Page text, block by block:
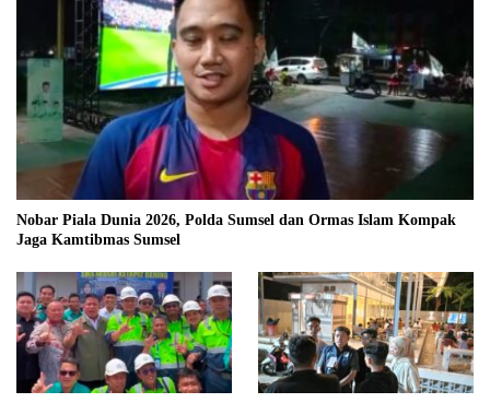
Nobar Piala Dunia 2026, Polda Sumsel dan Ormas Islam Kompak
Jaga Kamtibmas Sumsel